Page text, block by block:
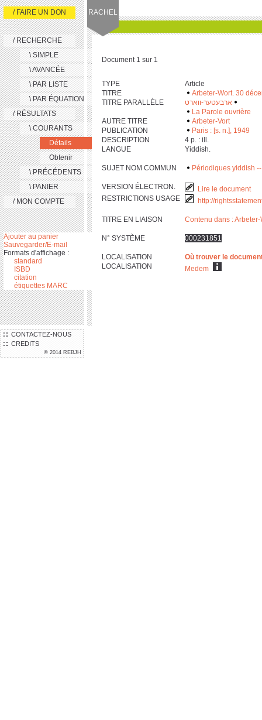
RACHEL
CONTACTEZ-NOUS
CREDITS
© 2014 REBJH
/ FAIRE UN DON
/ RECHERCHE
\ SIMPLE
\ AVANCÉE
\ PAR LISTE
\ PAR ÉQUATION
/ RÉSULTATS
\ COURANTS
Détails
Obtenir
\ PRÉCÉDENTS
\ PANIER
/ MON COMPTE
Ajouter au panier
Sauvegarder/E-mail
Formats d'affichage :
standard
ISBD
citation
étiquettes MARC
Document 1 sur 1
TYPE
Article
TITRE
Arbeter-Wort. 30
TITRE PARALLÈLE
ארבעטער-ווארט
La Parole ouvrière
AUTRE TITRE
Arbeter-Vort
PUBLICATION
Paris : [s. n.], 1949
DESCRIPTION
‎4 p. : ill.
LANGUE
Yiddish.
SUJET NOM COMMUN Périodiques yiddish
VERSION ÉLECTRON.
Lire le document
RESTRICTIONS USAGE
http://
TITRE EN LIAISON Contenu dans : Arbeter-
N° SYSTÈME 000231851
LOCALISATION
Où trouver le
LOCALISATION
Medem